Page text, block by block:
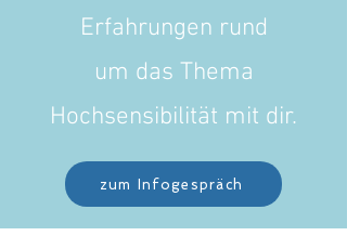
Erfahrungen rund
um das Thema
Hochsensibilität mit dir.
zum Infogespräch